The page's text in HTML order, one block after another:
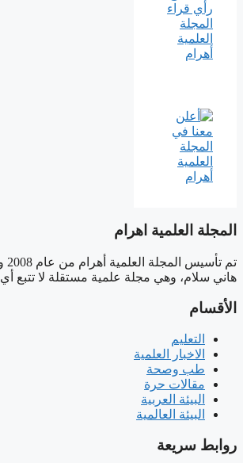
المجلة العلمية اهرام
هاني سلام، وهي مجلة علمية مستقلة لا تتبع
الأقسام
التعليم
الاخبار العلمية
طب وصحة
مقالات حرة
البيئة العربية
البيئة العالمية
روابط سريعة